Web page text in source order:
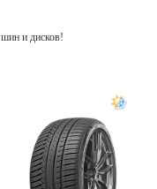
и дисков!